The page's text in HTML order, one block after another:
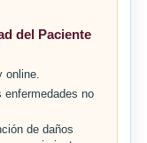
del Paciente
online.
enfermedades no
de daños